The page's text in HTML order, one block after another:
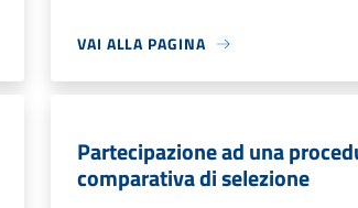
VAI ALLA PAGINA
Partecipazione ad una
comparativa di selezione